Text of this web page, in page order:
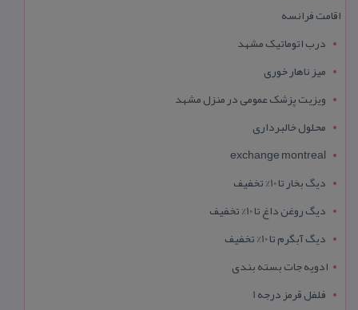
اقامت فرانسه
درب اتوماتیک مشهد
میز ناهار خوری
ویزیت پزشک عمومی در منزل مشهد
محلول خالبرداری
exchange montreal
دیگ بخار تا 10% تخفیف
دیگ روغن داغ تا 10% تخفیف
دیگ آبگرم تا 10% تخفیف
ادویه جات بسته بندی
فلفل قرمز درجه 1